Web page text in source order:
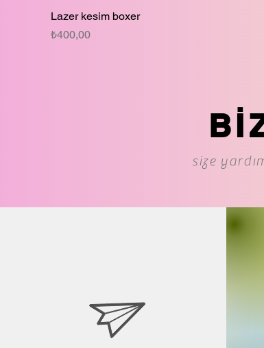
Lazer kesim boxer
Fiyat
₺400,00
size